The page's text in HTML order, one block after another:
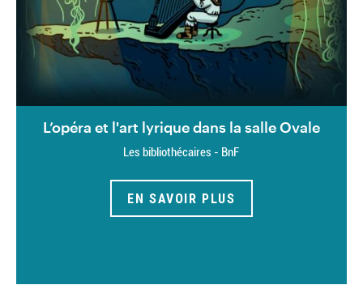
L’opéra et l'art lyrique dans la salle Ovale
Les bibliothécaires - BnF
EN SAVOIR PLUS